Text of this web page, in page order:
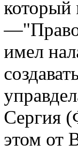
который
имел
Сергия
этом от